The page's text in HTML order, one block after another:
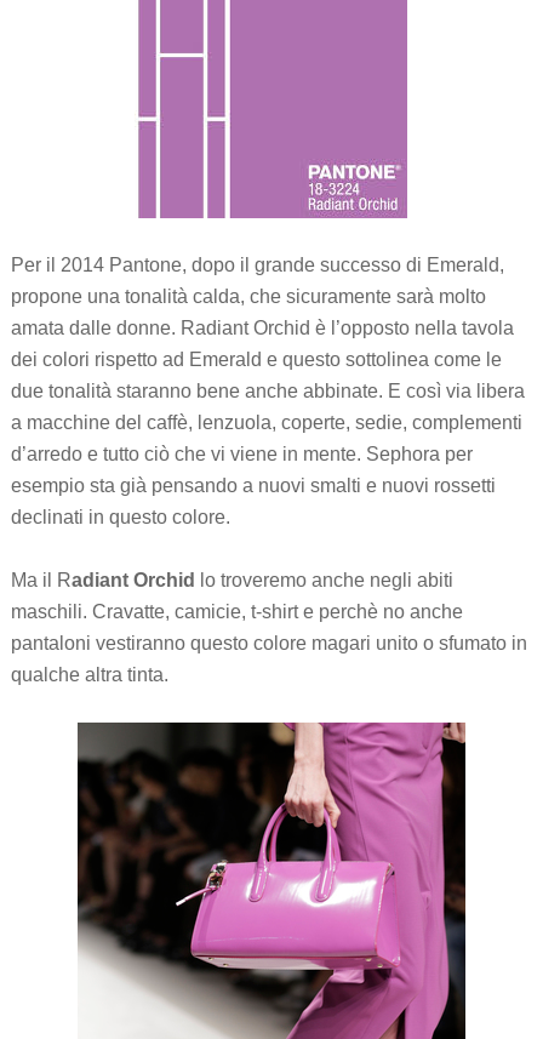
Per il 2014 Pantone, dopo il grande successo di Emerald,
propone una tonalità calda, che sicuramente sarà molto
amata dalle donne. Radiant Orchid è l’opposto nella tavola
dei colori rispetto ad Emerald e questo sottolinea come le
due tonalità staranno bene anche abbinate. E così via libera
a macchine del caffè, lenzuola, coperte, sedie, complementi
d’arredo e tutto ciò che vi viene in mente. Sephora per
esempio sta già pensando a nuovi smalti e nuovi rossetti
declinati in questo colore.
Ma il Radiant Orchid
lo troveremo anche negli abiti
maschili. Cravatte, camicie, t-shirt e perchè no anche
pantaloni vestiranno questo colore magari unito o sfumato in
qualche altra tinta.